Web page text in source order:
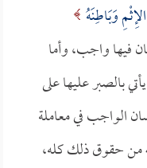
وَبَاطِنَهُ
فيها واجب، وأما
بالصبر عليها على
الواجب في معاملة
من حقوق ذلك كله،